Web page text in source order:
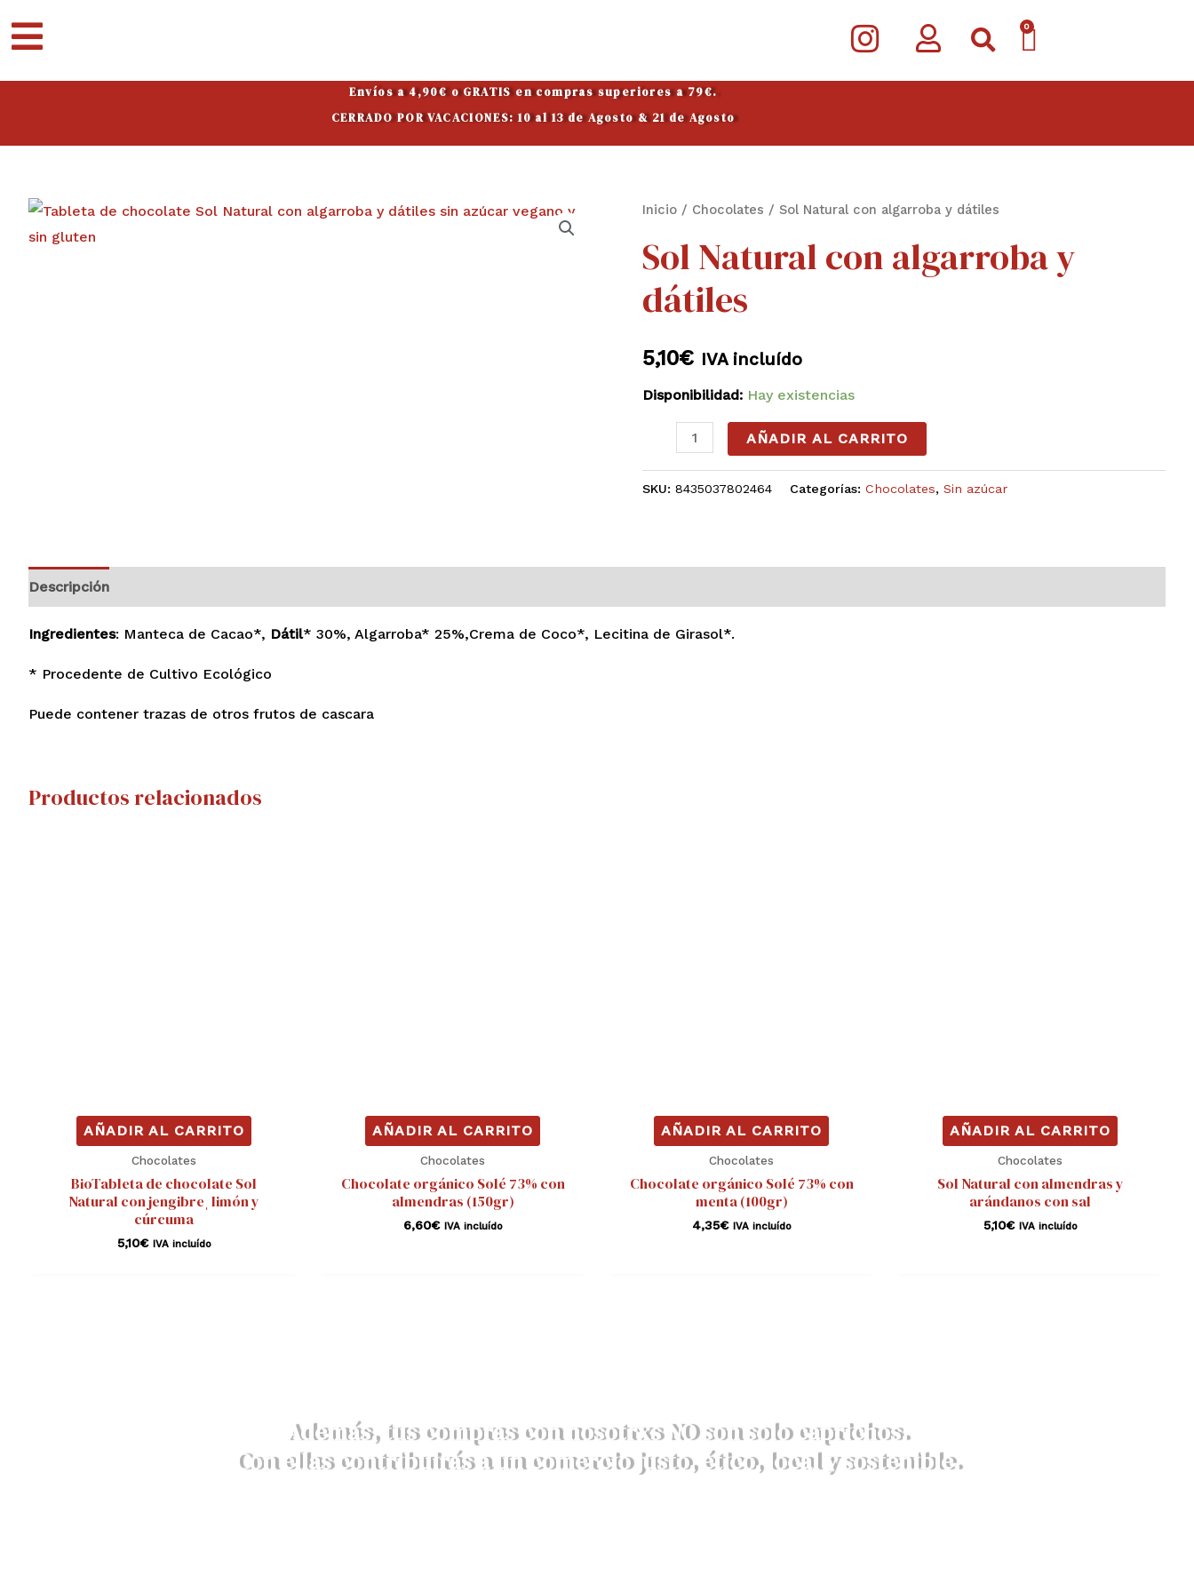
I
n
r
a
0
CARRITO
Envíos a 4,90€ o GRATIS en compras superiores a 79€.
CERRADO POR VACACIONES: 10 al 13 de Agosto & 21 de Agosto
Inicio / Chocolates / Sol Natural con algarroba y dátiles
Sol Natural con algarroba y
dátiles
5,10€ IVA incluído
Disponibilidad: Hay existencias
Sol
con
algarroba
y
cantidad
AÑADIR AL CARRITO
SKU:8435037802464 Categorías:Chocolates,Sin azúcar
Descripción
Ingredientes: Manteca de Cacao*, Dátil* 30%, Algarroba* 25%,Crema de Coco*, Lecitina de Girasol*.
* Procedente de Cultivo Ecológico
Puede contener trazas de otros frutos de cascara
Productos relacionados
AÑADIR AL CARRITO
Chocolates
BioTableta de chocolate Sol
Natural con jengibreˌ limón y
cúrcuma
5,10€ IVA incluído
AÑADIR AL CARRITO
Chocolates
Chocolate orgánico Solé 73% con
almendras (150gr)
6,60€ IVA incluído
AÑADIR AL CARRITO
Chocolates
Chocolate orgánico Solé 73% con
menta (100gr)
4,35€ IVA incluído
AÑADIR AL CARRITO
Chocolates
Sol Natural con almendras y
arándanos con sal
5,10€ IVA incluído
Además, tus compras con nosotrxs NO son solo caprichos.
Con ellas contribuirás a un comercio justo, ético, local y sostenible.